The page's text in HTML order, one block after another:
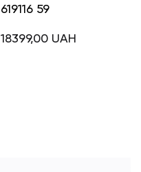
619116 59
18399,00 UAH